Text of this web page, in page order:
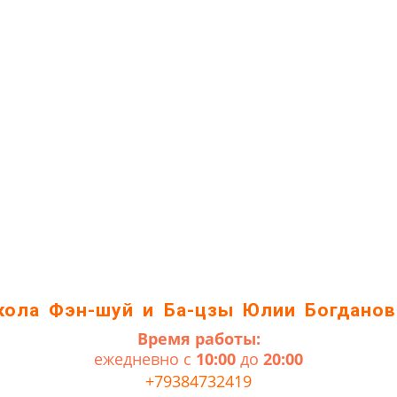
Фэн-шуй и Ба-цзы Юлии
Время работы:
ежедневно с 10:00 до 20:00
+79384732419